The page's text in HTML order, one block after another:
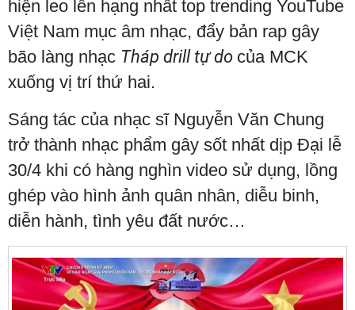
hiện leo lên hạng nhất top trending YouTube
Việt Nam mục âm nhạc, đẩy bản rap gây
bão làng nhạc Tháp drill tự do của MCK
xuống vị trí thứ hai.
Sáng tác của nhạc sĩ Nguyễn Văn Chung
trở thành nhạc phẩm gây sốt nhất dịp Đại lễ
30/4 khi có hàng nghìn video sử dụng, lồng
ghép vào hình ảnh quân nhân, diễu binh,
diễn hành, tình yêu đất nước…